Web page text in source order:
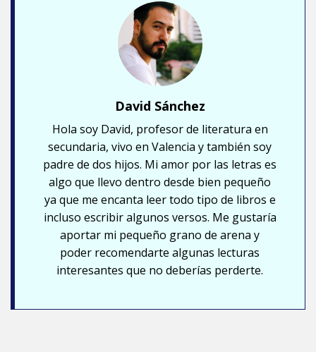
David Sánchez
Hola soy David, profesor de literatura en
secundaria, vivo en Valencia y también soy
padre de dos hijos. Mi amor por las letras es
algo que llevo dentro desde bien pequeño
ya que me encanta leer todo tipo de libros e
incluso escribir algunos versos. Me gustaría
aportar mi pequeño grano de arena y
poder recomendarte algunas lecturas
interesantes que no deberías perderte.